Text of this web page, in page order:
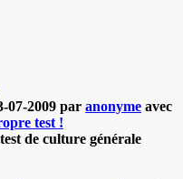
07-2009 par anonyme avec
test !
de culture générale